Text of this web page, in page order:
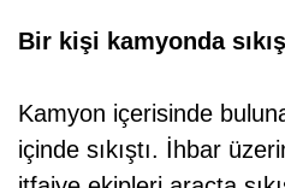
Bir kişi kamyonda
Kamyon içerisinde
içinde sıkıştı. İhbar